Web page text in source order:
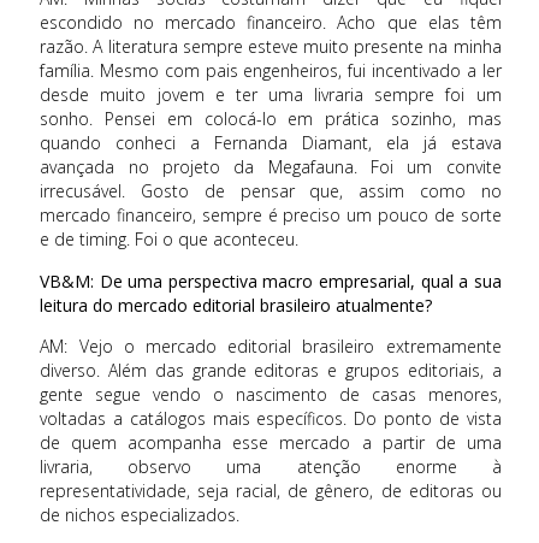
escondido no mercado financeiro. Acho que elas têm
razão. A literatura sempre esteve muito presente na minha
família. Mesmo com pais engenheiros, fui incentivado a ler
desde muito jovem e ter uma livraria sempre foi um
sonho. Pensei em colocá-lo em prática sozinho, mas
quando conheci a Fernanda Diamant, ela já estava
avançada no projeto da Megafauna. Foi um convite
irrecusável. Gosto de pensar que, assim como no
mercado financeiro, sempre é preciso um pouco de sorte
e de timing. Foi o que aconteceu.
VB&M: De uma perspectiva macro empresarial, qual a sua
leitura do mercado editorial brasileiro atualmente?
AM: Vejo o mercado editorial brasileiro extremamente
diverso. Além das grande editoras e grupos editoriais, a
gente segue vendo o nascimento de casas menores,
voltadas a catálogos mais específicos. Do ponto de vista
de quem acompanha esse mercado a partir de uma
livraria, observo uma atenção enorme à
representatividade, seja racial, de gênero, de editoras ou
de nichos especializados.